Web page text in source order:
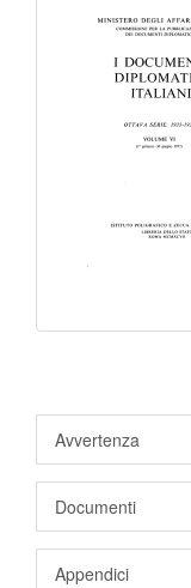
Avvertenza
Documenti
Appendici